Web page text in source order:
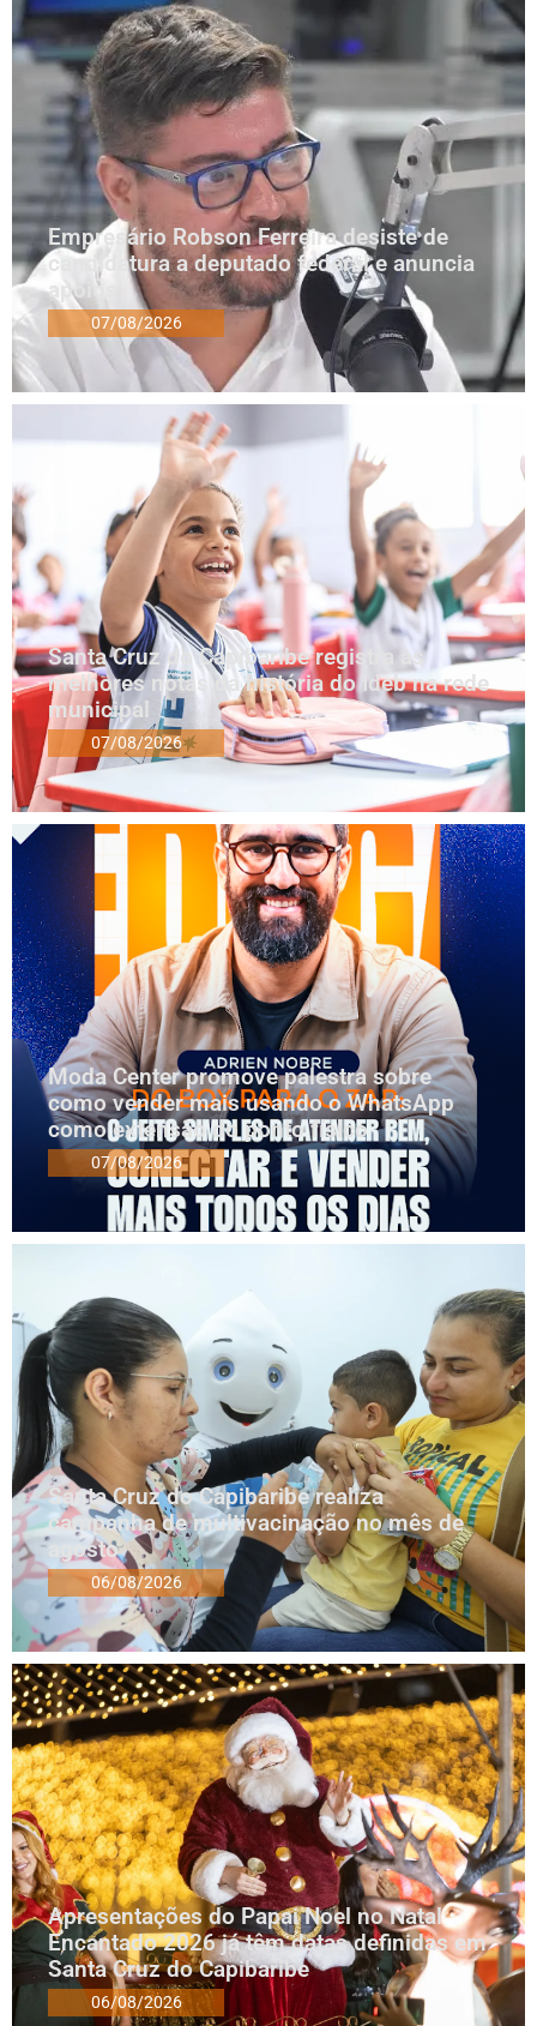
Empresário Robson Ferreira desiste de
candidatura a deputado federal e anuncia
apoios
07/08/2026
Santa Cruz do Capibaribe registra as
melhores notas da história do Ideb na rede
municipal
07/08/2026
Moda Center promove palestra sobre
como vender mais usando o WhatsApp
como extensão do ponto físico
07/08/2026
Santa Cruz do Capibaribe realiza
campanha de multivacinação no mês de
agosto
06/08/2026
Apresentações do Papai Noel no Natal
Encantado 2026 já têm datas definidas em
Santa Cruz do Capibaribe
06/08/2026